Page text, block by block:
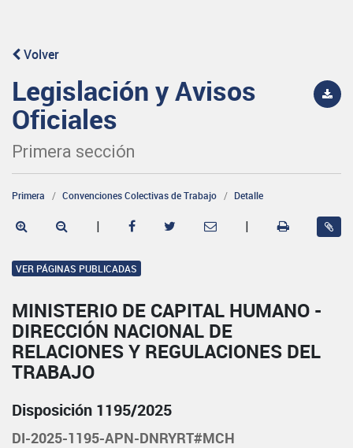
Volver
Legislación y Avisos
Oficiales
Primera sección
Primera Convenciones Colectivas de Trabajo Detalle
| |
VER PÁGINAS PUBLICADAS
MINISTERIO DE CAPITAL HUMANO -
DIRECCIÓN NACIONAL DE
RELACIONES Y REGULACIONES DEL
TRABAJO
Disposición 1195/2025
DI-2025-1195-APN-DNRYRT#MCH